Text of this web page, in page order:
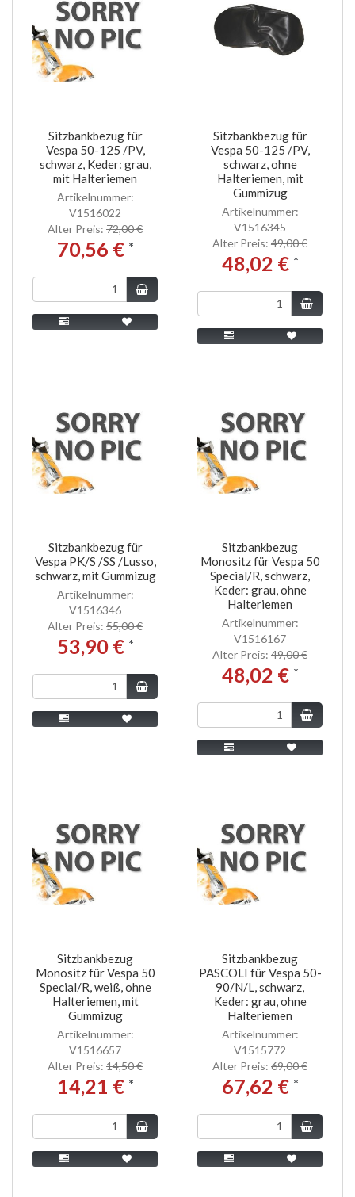
Sitzbankbezug für
Vespa 50-125 /PV,
schwarz, Keder: grau,
mit Halteriemen
Artikelnummer:
V1516022
Alter Preis: 72,00 €
70,56 € *
Sitzbankbezug für
Vespa 50-125 /PV,
schwarz, ohne
Halteriemen, mit
Gummizug
Artikelnummer:
V1516345
Alter Preis: 49,00 €
48,02 € *
Sitzbankbezug für
Vespa PK/S /SS /Lusso,
schwarz, mit Gummizug
Artikelnummer:
V1516346
Alter Preis: 55,00 €
53,90 € *
Sitzbankbezug
Monositz für Vespa 50
Special/R, schwarz,
Keder: grau, ohne
Halteriemen
Artikelnummer:
V1516167
Alter Preis: 49,00 €
48,02 € *
Sitzbankbezug
Monositz für Vespa 50
Special/R, weiß, ohne
Halteriemen, mit
Gummizug
Artikelnummer:
V1516657
Alter Preis: 14,50 €
14,21 € *
Sitzbankbezug
PASCOLI für Vespa 50-
90/N/L, schwarz,
Keder: grau, ohne
Halteriemen
Artikelnummer:
V1515772
Alter Preis: 69,00 €
67,62 € *